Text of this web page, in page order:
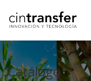
Catálogo